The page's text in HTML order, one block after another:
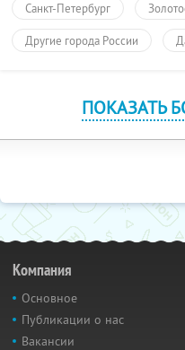
Санкт-Петербург
Другие города России
ПОКАЗАТЬ
Компания
Основное
Публикации о нас
Вакансии